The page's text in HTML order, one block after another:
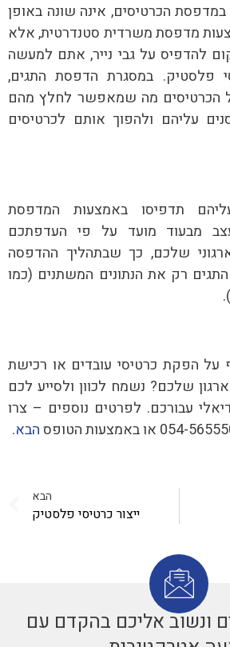
הכרטיסים, אינה שונה באופן
מדפסת משרדית סטנדרטית, אלא
להדפיס על גבי נייר, אתם למעשה
פלסטיק. במסגרת הדפסת התגים,
הכרטיסים מה שמאפשר לחלץ מהם
עליהם ולהפוך אותם לכרטיסים
תדפיסו באמצעות המדפסת
מבעוד מועד על פי העדפתכם
שלכם, כך שבתהליך ההדפסה
רק את הנתונים המשתנים (כמו
על הפקת כרטיסי עובדים או רכישת
שלכם? נשמח לכוון ולסייע לכם
עבורכם. לפרטים נוספים – צרו
הבא.
הבא
ייצור כרטיסי פלסטיק
ונשוב אליכם בהקדם עם